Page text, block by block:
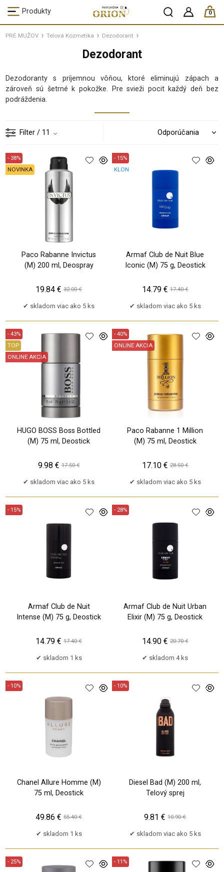
Produkty 0
ks /
PRE MUŽOV Telová Kozmetika Dezodorant
Dezodorant
Dezodoranty s príjemnou vôňou, ktoré eliminujú zápach a
zároveň sú šetrné k pokožke. Pre svieži pocit každý deň bez
podráždenia.
Filter / 11
Paco Rabanne Invictus
(M) 200 ml, Deospray
- 38%
NOVINKA
skladom viac ako 5 ks
19.84 € 32.00 €
Armaf Club de Nuit Blue
Iconic (M) 75 g, Deostick
- 15%
KLON
skladom viac ako 5 ks
14.79 € 17.40 €
HUGO BOSS Boss Bottled
(M) 75 ml, Deostick
- 43%
TOP
ONLINE AKCIA
skladom viac ako 5 ks
9.98 € 17.50 €
Paco Rabanne 1 Million
(M) 75 ml, Deostick
- 40%
ONLINE AKCIA
skladom viac ako 5 ks
17.10 € 28.50 €
Armaf Club de Nuit
Intense (M) 75 g, Deostick
- 15%
skladom 1 ks
14.79 € 17.40 €
Armaf Club de Nuit Urban
Elixir (M) 75 g, Deostick
- 28%
skladom 4 ks
14.90 € 20.70 €
Chanel Allure Homme (M)
75 ml, Deostick
- 10%
skladom 1 ks
49.86 € 55.40 €
Diesel Bad (M) 200 ml,
Telový sprej
- 10%
skladom viac ako 5 ks
9.81 € 10.90 €
- 25% - 11%